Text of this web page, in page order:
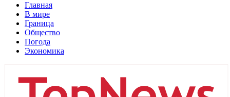
Главная
В мире
Граница
Общество
Погода
Экономика